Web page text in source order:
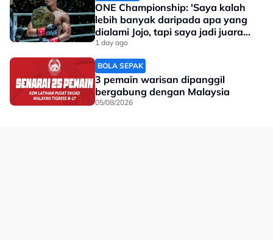
ONE Championship: 'Saya kalah
lebih banyak daripada apa yang
dialami Jojo, tapi saya jadi juara
dunia'
1 day ago
BOLA SEPAK
3 pemain warisan dipanggil
bergabung dengan Malaysia
05/08/2026